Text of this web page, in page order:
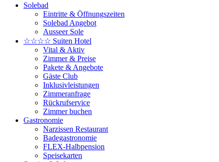
Solebad
Eintritte & Öffnungszeiten
Solebad Angebot
Ausseer Sole
☆☆☆☆ Suiten Hotel
Vital & Aktiv
Zimmer & Preise
Pakete & Angebote
Gäste Club
Inklusivleistungen
Zimmeranfrage
Rückrufservice
Zimmer buchen
Gastronomie
Narzissen Restaurant
Badegastronomie
FLEX-Halbpension
Speisekarten